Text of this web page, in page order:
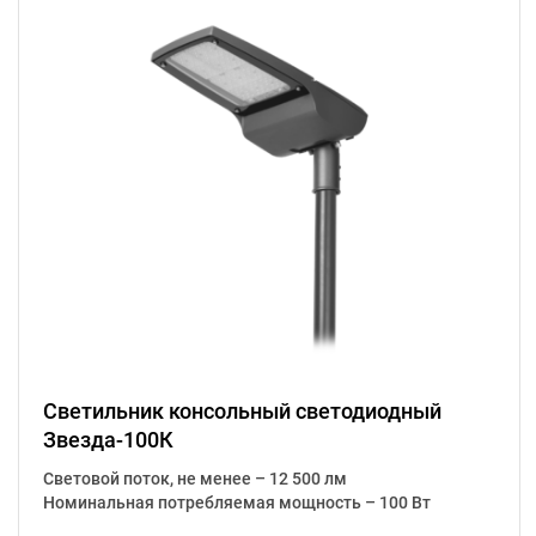
Светильник консольный светодиодный
Звезда-100К
Световой поток, не менее – 12 500 лм
Номинальная потребляемая мощность – 100 Вт